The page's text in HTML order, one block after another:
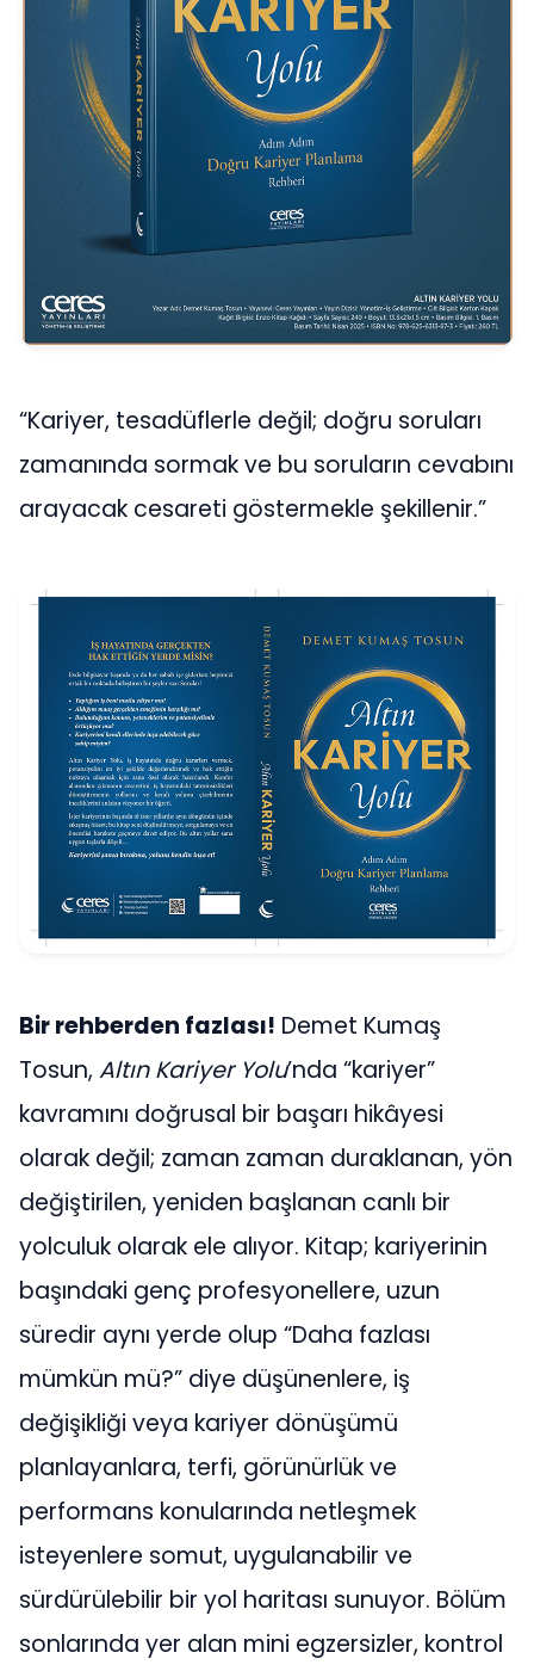
“Kariyer, tesadüflerle değil; doğru soruları
zamanında sormak ve bu soruların cevabını
arayacak cesareti göstermekle şekillenir.”
Bir rehberden fazlası! Demet Kumaş
Tosun, Altın Kariyer Yolu’nda “kariyer”
kavramını doğrusal bir başarı hikâyesi
olarak değil; zaman zaman duraklanan, yön
değiştirilen, yeniden başlanan canlı bir
yolculuk olarak ele alıyor. Kitap; kariyerinin
başındaki genç profesyonellere, uzun
süredir aynı yerde olup “Daha fazlası
mümkün mü?” diye düşünenlere, iş
değişikliği veya kariyer dönüşümü
planlayanlara, terfi, görünürlük ve
performans konularında netleşmek
isteyenlere somut, uygulanabilir ve
sürdürülebilir bir yol haritası sunuyor. Bölüm
sonlarında yer alan mini egzersizler, kontrol